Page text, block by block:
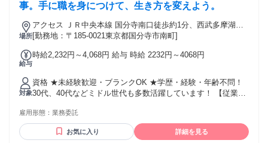
事。手に職を身につけて、生き方を変えよう。
場所
アクセス ＪＲ中央本線 国分寺南口徒歩約1分、西武多摩湖線
国分寺南口徒歩約1分、西武国分寺線 国分寺南口徒歩約1分 最
[勤務地：〒185-0021東京都国分寺市南町]
給与
時給2,232円～4,068円 給与 時給 2232円～4068円
対象
資格 ★未経験歓迎・ブランクOK ★学歴・経験・年齢不問！
30代、40代などミドル世代も多数活躍しています！ 【従業員
タッフも多数 ◆男女比 １：９ ┗女性が多めです＊ *【経験者
の方も大歓迎！優遇します】* リラクゼーションサロン・スト
レッチ/整体専門店・接骨院・リフレ/アロマ専門店など、当て
雇用形態： 業務委託
お気に入り 詳細を見る